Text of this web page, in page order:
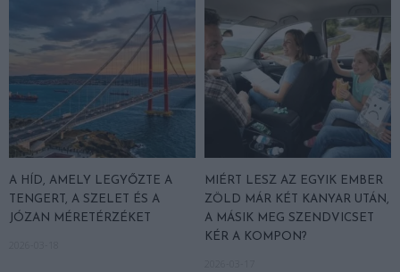
A HÍD, AMELY LEGYŐZTE A
TENGERT, A SZELET ÉS A
JÓZAN MÉRETÉRZÉKET
MIÉRT LESZ AZ EGYIK EMBER
ZÖLD MÁR KÉT KANYAR UTÁN,
A MÁSIK MEG SZENDVICSET
KÉR A KOMPON?